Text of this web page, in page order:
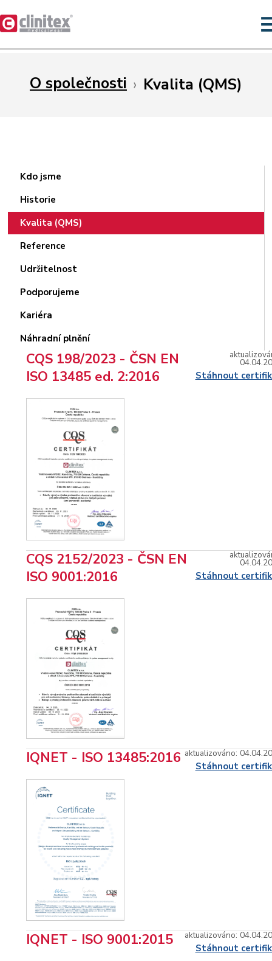
O společnosti › Kvalita (QMS)
Kdo jsme
Historie
Kvalita (QMS)
Reference
Udržitelnost
Podporujeme
Kariéra
Náhradní plnění
CQS 198/2023 - ČSN EN
ISO 13485 ed. 2:2016
Stáhnout
CQS 2152/2023 - ČSN EN
ISO 9001:2016
Stáhnout
IQNET - ISO 13485:2016 aktualizováno:
Stáhnout
IQNET - ISO 9001:2015 aktualizováno:
Stáhnout